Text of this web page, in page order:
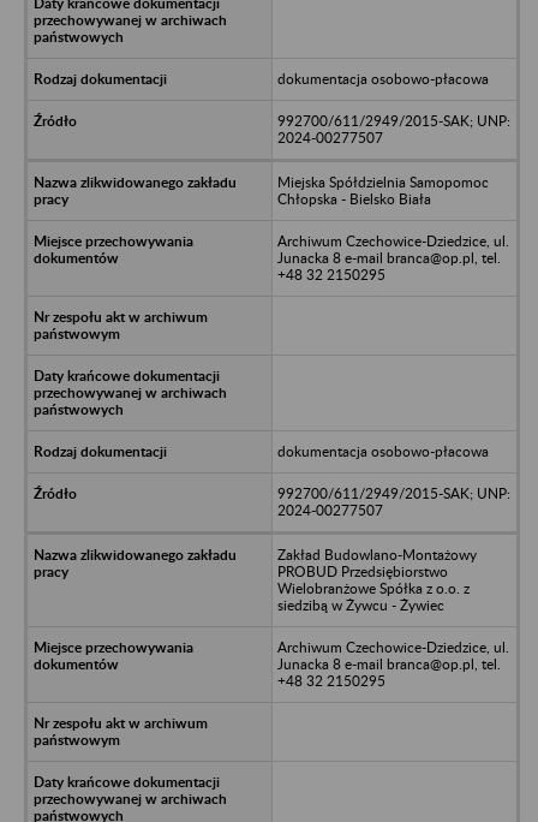
dokumentacja osobowo-płacowa
992700/611/2949/2015-SAK; UNP:
2024-00277507
Miejska Spółdzielnia Samopomoc
Chłopska - Bielsko Biała
Archiwum Czechowice-Dziedzice, ul.
Junacka 8 e-mail branca@op.pl, tel.
+48 32 2150295
dokumentacja osobowo-płacowa
992700/611/2949/2015-SAK; UNP:
2024-00277507
Zakład Budowlano-Montażowy
PROBUD Przedsiębiorstwo
Wielobranżowe Spółka z o.o. z
siedzibą w Żywcu - Żywiec
Archiwum Czechowice-Dziedzice, ul.
Junacka 8 e-mail branca@op.pl, tel.
+48 32 2150295